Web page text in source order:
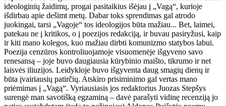
ideologinių žaidimų, progai pasitaikius išėjau į „Vagą“, kurioje
išdirbau apie dešimt metų. Dabar toks sprendimas gal atrodo
juokingai, tarsi „Vagoje“ tos ideologijos būta mažiau... Bet, laimei,
patekau ne į kritikos, o į poezijos redakciją, ir buvau pasiryžusi, kaip
ir kiti mano kolegos, kuo mažiau dirbti komunizmo statybos labui.
Poezija cenzūros kontroliuojamoje visuomenėje išgyveno savo
renesansą – joje buvo daugiausia kūrybinio maišto, tikrumo ir net
laisvės iliuzijos. Leidykloje buvo išgyventa daug smagių dienų ir
būta įvairiausių patirčių. Atskiro prisiminimo gal vertas mano
priėmimas į „Vagą“. Vyriausiasis jos redaktorius Juozas Stepšys
surengė man savotišką egzaminą – davė parašyti vidinę recenziją jo